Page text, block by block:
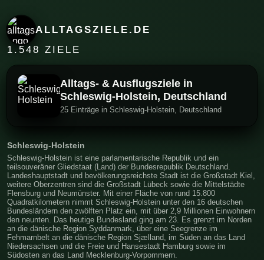
ALLTAGSZIELE.DE
1.548 ZIELE
Alltags- & Ausflugsziele in
Schleswig-Holstein, Deutschland
25 Einträge in Schleswig-Holstein, Deutschland
Schleswig-Holstein
Schleswig-Holstein ist eine parlamentarische Republik und ein
teilsouveräner Gliedstaat (Land) der Bundesrepublik Deutschland.
Landeshauptstadt und bevölkerungsreichste Stadt ist die Großstadt Kiel,
weitere Oberzentren sind die Großstadt Lübeck sowie die Mittelstädte
Flensburg und Neumünster. Mit einer Fläche von rund 15.800
Quadratkilometern nimmt Schleswig-Holstein unter den 16 deutschen
Bundesländern den zwölften Platz ein, mit über 2,9 Millionen Einwohnern
den neunten. Das heutige Bundesland ging am 23. Es grenzt im Norden
an die dänische Region Syddanmark, über eine Seegrenze im
Fehmarnbelt an die dänische Region Sjælland, im Süden an das Land
Niedersachsen und die Freie und Hansestadt Hamburg sowie im
Südosten an das Land Mecklenburg-Vorpommern.